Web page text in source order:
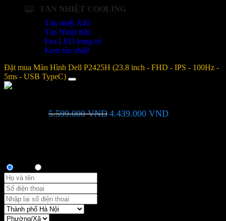
TẢN NHIỆT COOLING
Tản nhiệt AIO
Tản Nhiệt Khí
Fan LED trang trí
Kem tản nhiệt
Đặt mua Màn Hình Dell P2425H (23.8 inch - FHD - IPS - 100Hz -
5ms - USB TypeC)
5.599.000VND Giá
4.439.000 VNDGiá